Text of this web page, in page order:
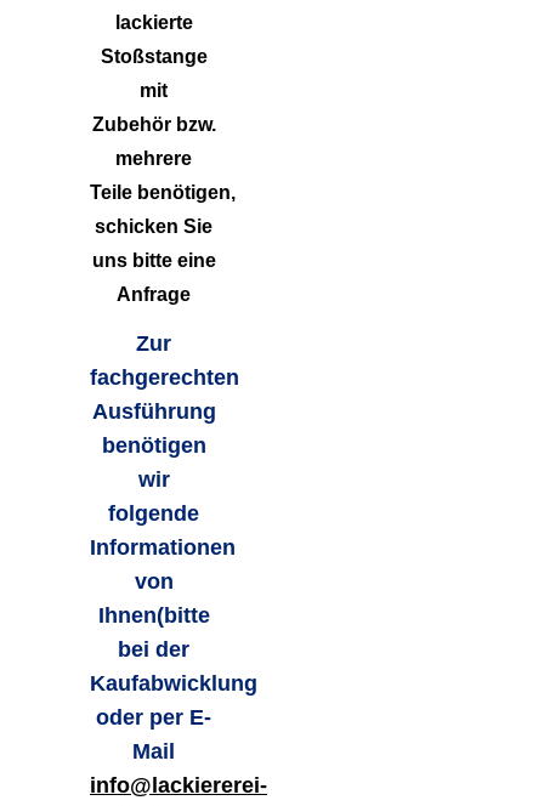
lackierte
Stoßstange
mit
Zubehör bzw.
mehrere
Teile benötigen,
schicken Sie
uns bitte eine
Anfrage
Zur
fachgerechten
Ausführung
benötigen
wir
folgende
Informationen
von
Ihnen(bitte
bei der
Kaufabwicklung
oder per E-
Mail
info@lackiererei-